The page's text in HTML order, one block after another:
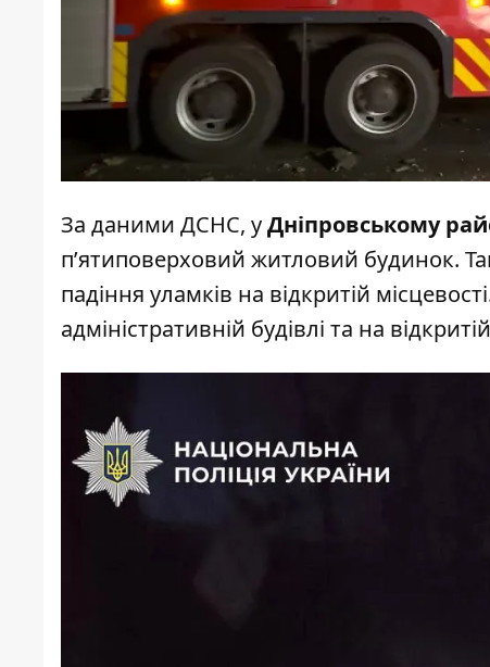
За даними ДСНС, уДніпровському
п’ятиповерховий житловий будинок.
падіння уламків на відкритій
адміністративній будівлі та на